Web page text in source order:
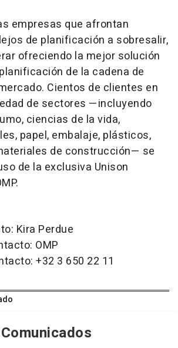
empresas que afrontan
de planificación a sobresalir,
ofreciendo la mejor solución
de la cadena de
Cientos de clientes en
de sectores —incluyendo
ciencias de la vida,
papel, embalaje, plásticos,
de construcción— se
de la exclusiva Unison
Kira Perdue
OMP
+32 3 650 22 11
Comunicados